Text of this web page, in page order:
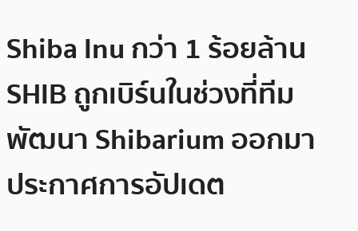
Shiba Inu กว่า 1 ร้อยล้าน
SHIB ถูกเบิร์นในช่วงที่ทีม
พัฒนา Shibarium ออกมา
ประกาศการอัปเดต